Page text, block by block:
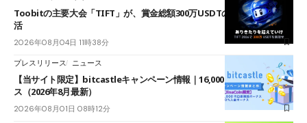
Toobitの主要大会「TIFT」が、賞金総額300万USDTのレースとして復
活
2026年08月04日 11時38分
プレスリリース ニュース
【当サイト限定】bitcastleキャンペーン情報｜16,000円口座開設ボーナ
ス（2026年8月最新）
2026年08月01日 08時12分